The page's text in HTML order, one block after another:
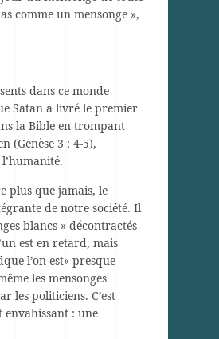
comme un mensonge »,
dans ce monde
Satan a livré le premier
la Bible en trompant
(Genèse 3 : 4-5),
plus que jamais, le
de notre société. Il
blancs » décontractés
est en retard, mais
l’on est« presque
les mensonges
les politiciens. C’est
envahissant : une